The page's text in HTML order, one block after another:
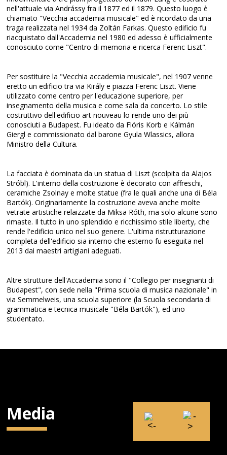
nell'attuale via Andrássy fra il 1877 ed il 1879. Questo luogo è
chiamato "Vecchia accademia musicale" ed è ricordato da una
traga realizzata nel 1934 da Zoltán Farkas. Questo edificio fu
riacquistato dall'Accademia nel 1980 ed adesso è ufficialmente
conosciuto come "Centro di memoria e ricerca Ferenc Liszt".
Per sostituire la "Vecchia accademia musicale", nel 1907 venne
eretto un edificio tra via Király e piazza Ferenc Liszt. Viene
utilizzato come centro per l'educazione superiore, per
insegnamento della musica e come sala da concerto. Lo stile
costruttivo dell'edificio art nouveau lo rende uno dei più
conosciuti a Budapest. Fu ideato da Flóris Korb e Kálmán
Giergl e commissionato dal barone Gyula Wlassics, allora
Ministro della Cultura.
La facciata è dominata da un statua di Liszt (scolpita da Alajos
Stróbl). L'interno della costruzione è decorato con affreschi,
ceramiche Zsolnay e molte statue (fra le quali anche una di Béla
Bartók). Originariamente la costruzione aveva anche molte
vetrate artistiche relaizzate da Miksa Róth, ma solo alcune sono
rimaste. Il tutto in uno splendido e ricchissimo stile liberty, che
rende l'edificio unico nel suo genere. L'ultima ristrutturazione
completa dell'edificio sia interno che esterno fu eseguita nel
2013 dai maestri artigiani adeguati.
Altre strutture dell'Accademia sono il "Collegio per insegnanti di
Budapest", con sede nella "Prima scuola di musica nazionale" in
via Semmelweis, una scuola superiore (la Scuola secondaria di
grammatica e tecnica musicale "Béla Bartók"), ed uno
studentato.
Media